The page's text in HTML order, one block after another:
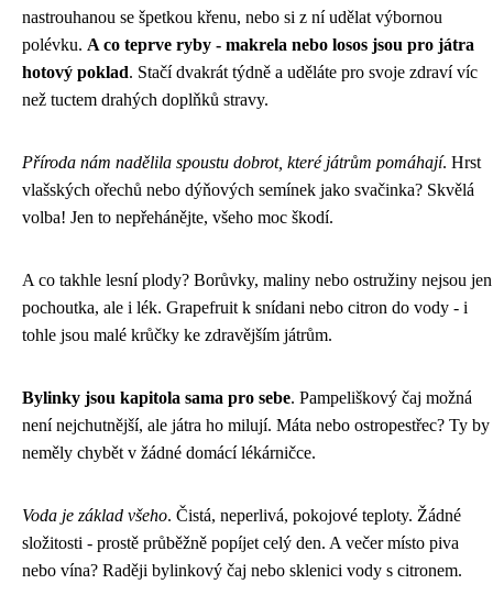
nastrouhanou se špetkou křenu, nebo si z ní udělat výbornou
polévku. A co teprve ryby - makrela nebo losos jsou pro játra
hotový poklad. Stačí dvakrát týdně a uděláte pro svoje zdraví víc
než tuctem drahých doplňků stravy.
Příroda nám nadělila spoustu dobrot, které játrům pomáhají. Hrst
vlašských ořechů nebo dýňových semínek jako svačinka? Skvělá
volba! Jen to nepřehánějte, všeho moc škodí.
A co takhle lesní plody? Borůvky, maliny nebo ostružiny nejsou jen
pochoutka, ale i lék. Grapefruit k snídani nebo citron do vody - i
tohle jsou malé krůčky ke zdravějším játrům.
Bylinky jsou kapitola sama pro sebe. Pampeliškový čaj možná
není nejchutnější, ale játra ho milují. Máta nebo ostropestřec? Ty by
neměly chybět v žádné domácí lékárničce.
Voda je základ všeho. Čistá, neperlivá, pokojové teploty. Žádné
složitosti - prostě průběžně popíjet celý den. A večer místo piva
nebo vína? Raději bylinkový čaj nebo sklenici vody s citronem.